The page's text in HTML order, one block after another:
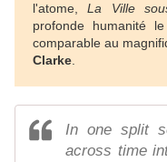
l'atome,La Ville
profonde humanité
comparable au
Clarke
In one split
across time